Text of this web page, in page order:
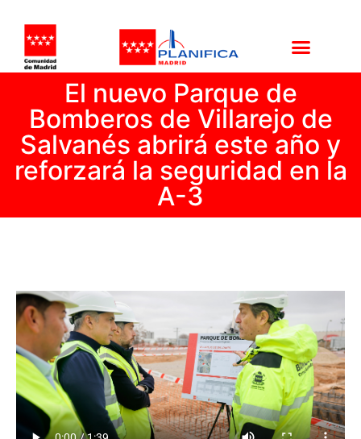
El nuevo Parque de
Bomberos de Villarejo de
Salvanés abrirá este año y
reforzará la seguridad en la
A-3